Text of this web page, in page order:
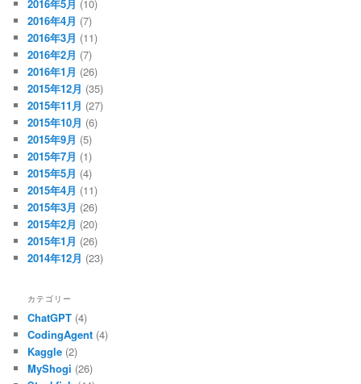
2016年5月 (10)
2016年4月 (7)
2016年3月 (11)
2016年2月 (7)
2016年1月 (26)
2015年12月 (35)
2015年11月 (27)
2015年10月 (6)
2015年9月 (5)
2015年7月 (1)
2015年5月 (4)
2015年4月 (11)
2015年3月 (26)
2015年2月 (20)
2015年1月 (26)
2014年12月 (23)
カテゴリー
ChatGPT (4)
CodingAgent (4)
Kaggle (2)
MyShogi (26)